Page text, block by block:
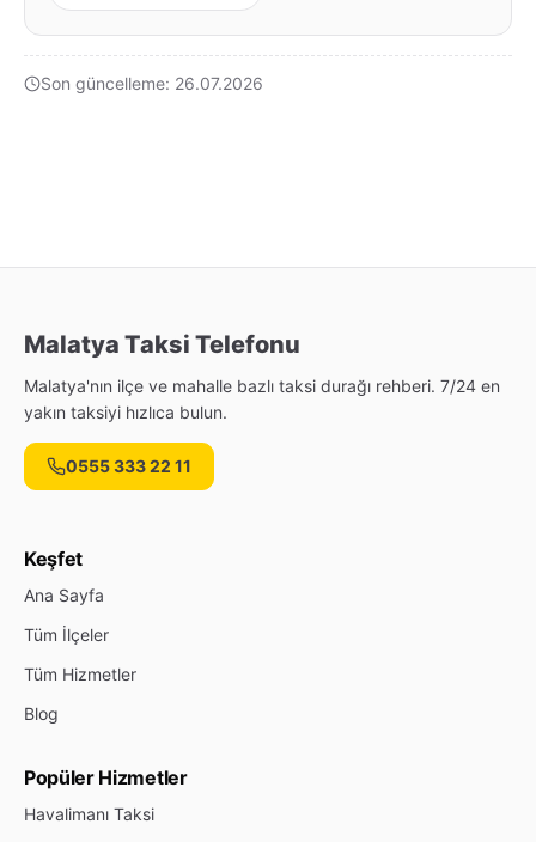
Son güncelleme: 26.07.2026
Malatya Taksi Telefonu
Malatya'nın ilçe ve mahalle bazlı taksi durağı rehberi. 7/24 en
yakın taksiyi hızlıca bulun.
0555 333 22 11
Keşfet
Ana Sayfa
Tüm İlçeler
Tüm Hizmetler
Blog
Popüler Hizmetler
Havalimanı Taksi